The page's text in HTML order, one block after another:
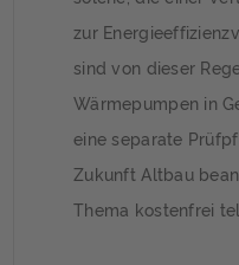
zur
sind von dieser
Wärmepumpen in
eine separate
Zukunft Altbau
Thema kostenfrei